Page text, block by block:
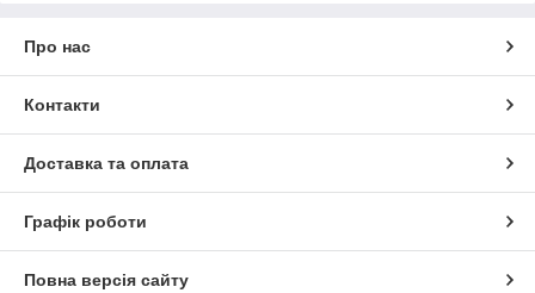
Про нас
Контакти
Доставка та оплата
Графік роботи
Повна версія сайту